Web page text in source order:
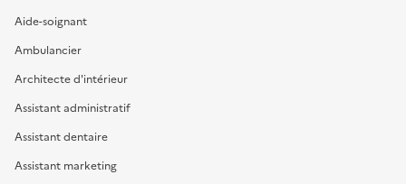
Aide-soignant
Ambulancier
Architecte d'intérieur
Assistant administratif
Assistant dentaire
Assistant marketing